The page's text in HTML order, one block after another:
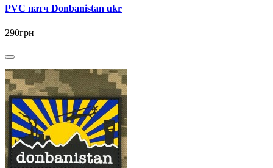
PVC патч Donbanistan ukr
290грн